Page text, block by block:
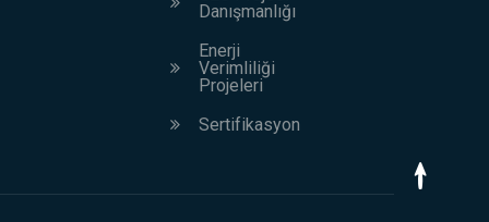
Danışmanlığı
Enerji
Verimliliği
Projeleri
Sertifikasyon